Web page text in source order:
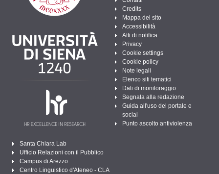
Credits
Mappa del sito
Accessibilità
Atti di notifica
Privacy
Cookie settings
Cookie policy
Note legali
Elenco siti tematici
Dati di monitoraggio
Segnala alla redazione
Guida all'uso del portale e
social
Punto ascolto antiviolenza
Santa Chiara Lab
Ufficio Relazioni con il Pubblico
Campus di Arezzo
Centro Linguistico d'Ateneo - CLA